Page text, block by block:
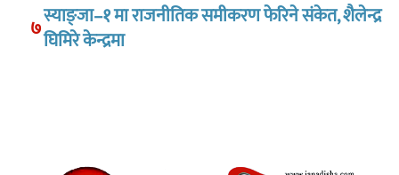
७स्याङ्जा–१ मा राजनीतिक समीकरण फेरिने संकेत, शैलेन्द्र
घिमिरे केन्द्रमा